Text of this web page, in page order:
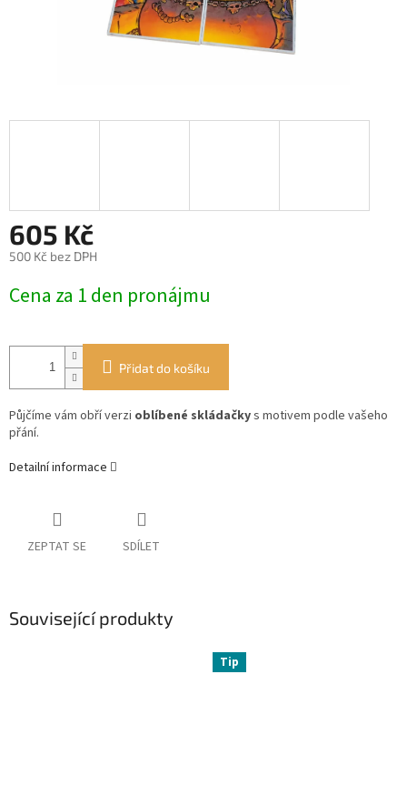
605 Kč
500 Kč bez DPH
cena:
Cena za 1 den pronájmu
Přidat do košíku
Půjčíme vám obří verzi oblíbené skládačkys motivem podle vašeho
přání.
Detailní informace
ZEPTAT SE SDÍLET
Související produkty
Tip